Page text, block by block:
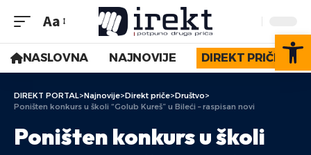
Aa
NASLOVNA NAJNOVIJE DIREKT PRIČE
DIREKT PORTAL>Najnovije>Direkt priče>Društvo>
Poništen konkurs u školi “Golub Kureš” u Bileći – raspisan novi
Poništen konkurs u školi